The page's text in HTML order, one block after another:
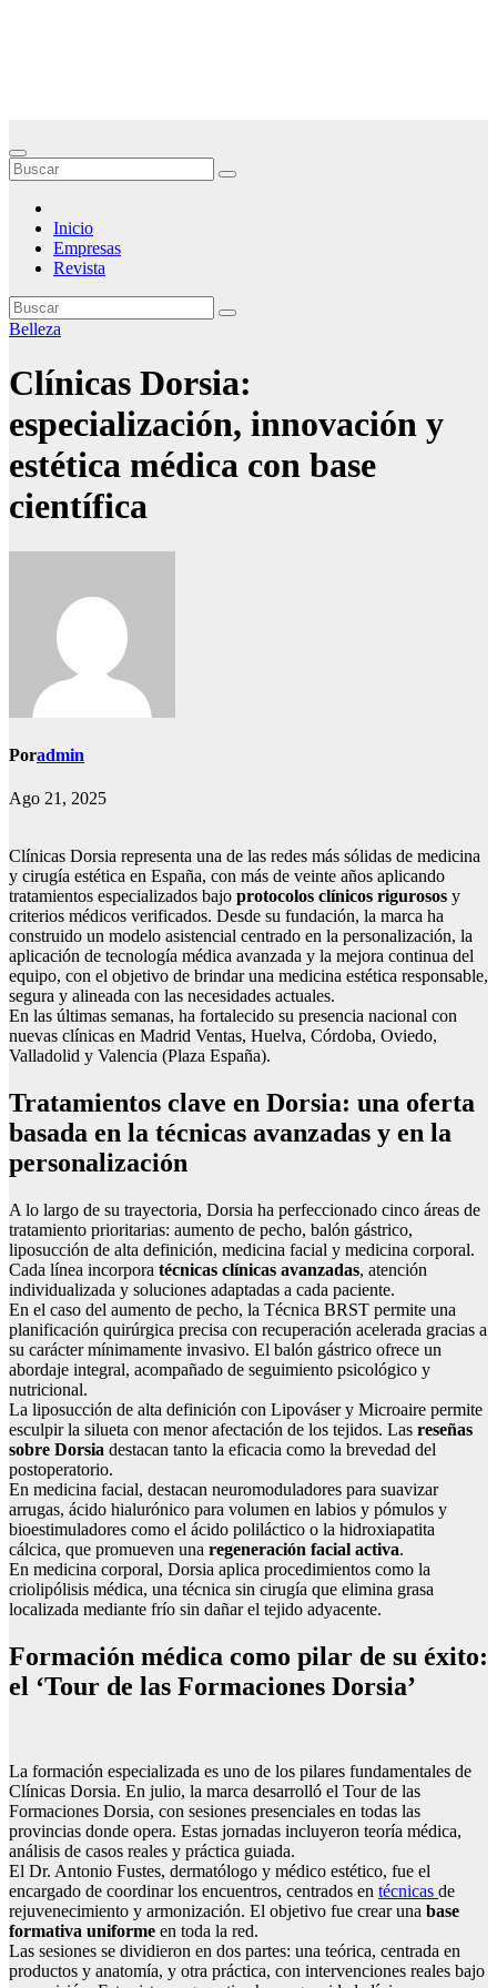
Inicio
Empresas
Revista
Belleza
Clínicas Dorsia:
especialización, innovación y
estética médica con base
científica
Poradmin
Ago 21, 2025
Clínicas Dorsia representa una de las redes más sólidas de medicina
y cirugía estética en España, con más de veinte años aplicando
tratamientos especializados bajo protocolos clínicos rigurosos y
criterios médicos verificados. Desde su fundación, la marca ha
construido un modelo asistencial centrado en la personalización, la
aplicación de tecnología médica avanzada y la mejora continua del
equipo, con el objetivo de brindar una medicina estética responsable,
segura y alineada con las necesidades actuales.
En las últimas semanas, ha fortalecido su presencia nacional con
nuevas clínicas en Madrid Ventas, Huelva, Córdoba, Oviedo,
Valladolid y Valencia (Plaza España).
Tratamientos clave en Dorsia: una oferta
basada en la técnicas avanzadas y en la
personalización
A lo largo de su trayectoria, Dorsia ha perfeccionado cinco áreas de
tratamiento prioritarias: aumento de pecho, balón gástrico,
liposucción de alta definición, medicina facial y medicina corporal.
Cada línea incorpora técnicas clínicas avanzadas, atención
individualizada y soluciones adaptadas a cada paciente.
En el caso del aumento de pecho, la Técnica BRST permite una
planificación quirúrgica precisa con recuperación acelerada gracias a
su carácter mínimamente invasivo. El balón gástrico ofrece un
abordaje integral, acompañado de seguimiento psicológico y
nutricional.
La liposucción de alta definición con Lipováser y Microaire permite
esculpir la silueta con menor afectación de los tejidos. Las reseñas
sobre Dorsia destacan tanto la eficacia como la brevedad del
postoperatorio.
En medicina facial, destacan neuromoduladores para suavizar
arrugas, ácido hialurónico para volumen en labios y pómulos y
bioestimuladores como el ácido poliláctico o la hidroxiapatita
cálcica, que promueven una regeneración facial activa.
En medicina corporal, Dorsia aplica procedimientos como la
criolipólisis médica, una técnica sin cirugía que elimina grasa
localizada mediante frío sin dañar el tejido adyacente.
Formación médica como pilar de su éxito:
el ‘Tour de las Formaciones Dorsia’
La formación especializada es uno de los pilares fundamentales de
Clínicas Dorsia. En julio, la marca desarrolló el Tour de las
Formaciones Dorsia, con sesiones presenciales en todas las
provincias donde opera. Estas jornadas incluyeron teoría médica,
análisis de casos reales y práctica guiada.
El Dr. Antonio Fustes, dermatólogo y médico estético, fue el
encargado de coordinar los encuentros, centrados en técnicas de
rejuvenecimiento y armonización. El objetivo fue crear una base
formativa uniforme en toda la red.
Las sesiones se dividieron en dos partes: una teórica, centrada en
productos y anatomía, y otra práctica, con intervenciones reales bajo